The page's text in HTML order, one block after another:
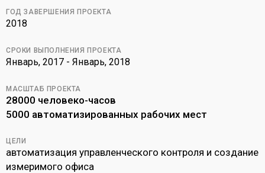
ГОД ЗАВЕРШЕНИЯ ПРОЕКТА
2018
СРОКИ ВЫПОЛНЕНИЯ ПРОЕКТА
Январь, 2017 - Январь, 2018
МАСШТАБ ПРОЕКТА
28000 человеко-часов
5000 автоматизированных рабочих мест
ЦЕЛИ
автоматизация управленческого контроля и создание
измеримого офиса